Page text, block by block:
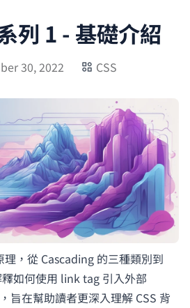
列 1 - 基礎介紹
30, 2022 CSS
理，從 Cascading 的三種類別到
如何使用 link tag 引入外部
旨在幫助讀者更深入理解 CSS 背